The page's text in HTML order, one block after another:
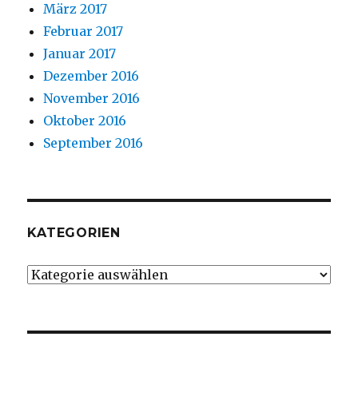
März 2017
Februar 2017
Januar 2017
Dezember 2016
November 2016
Oktober 2016
September 2016
KATEGORIEN
Kategorien